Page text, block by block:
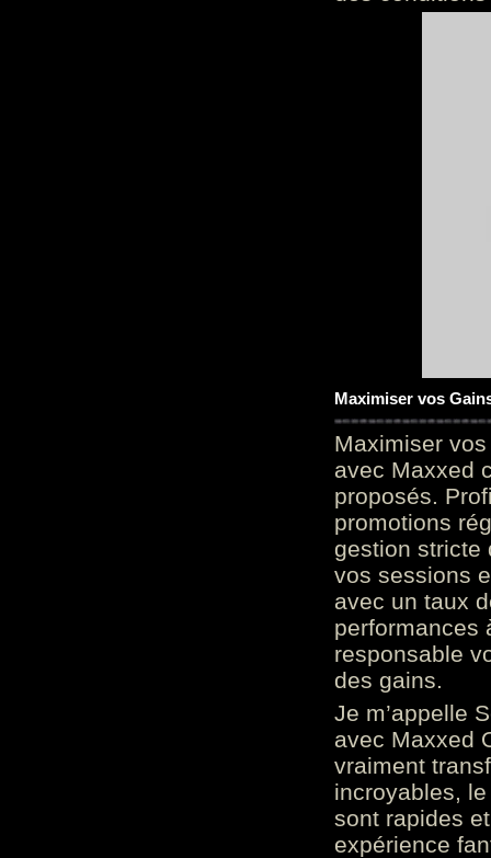
Maximiser vos
Maximiser
avec Maxxed
proposés.
promotions
gestion stricte
vos sessions
avec un taux
performances
responsable
des gains.
Je m’appelle
avec Maxxed
vraiment
incroyables,
sont rapides
expérience